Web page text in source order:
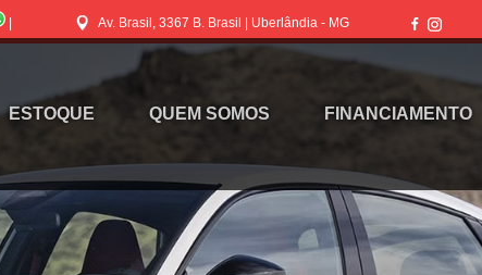
Av. Brasil, 3367 B. Brasil | Uberlândia - MG
ESTOQUE QUEM SOMOS FINANCIAMENTO